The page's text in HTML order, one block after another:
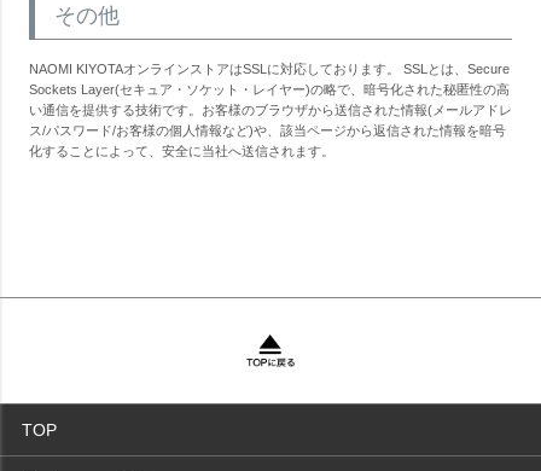
その他
NAOMI KIYOTAオンラインストアはSSLに対応しております。 SSLとは、Secure
Sockets Layer(セキュア・ソケット・レイヤー)の略で、暗号化された秘匿性の高
い通信を提供する技術です。お客様のブラウザから送信された情報(メールアドレ
ス/パスワード/お客様の個人情報など)や、該当ページから返信された情報を暗号
化することによって、安全に当社へ送信されます。
TOP